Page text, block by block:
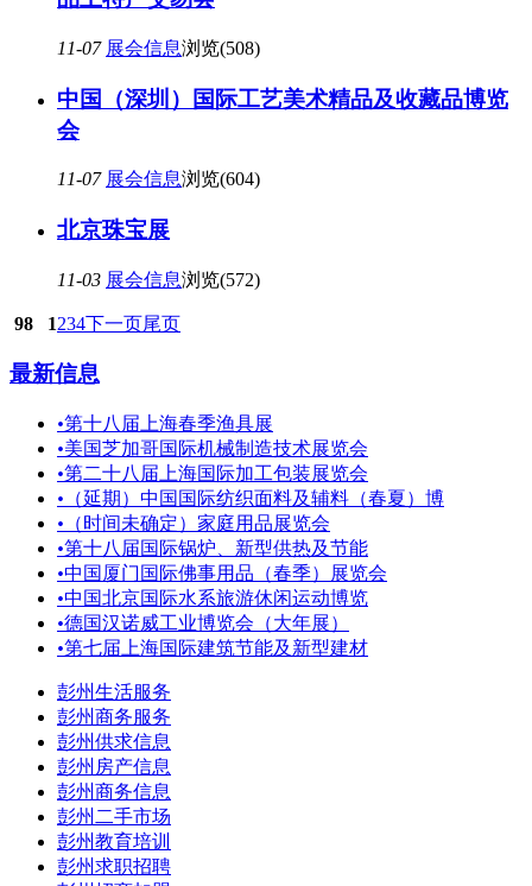
11-07 展会信息浏览(508)
中国（深圳）国际工艺美术精品及收藏品博览
会
11-07 展会信息浏览(604)
北京珠宝展
11-03 展会信息浏览(572)
98 1234下一页尾页
最新信息
•第十八届上海春季渔具展
•美国芝加哥国际机械制造技术展览会
•第二十八届上海国际加工包装展览会
• （延期）中国国际纺织面料及辅料（春夏）博
• （时间未确定）家庭用品展览会
•第十八届国际锅炉、新型供热及节能
•中国厦门国际佛事用品（春季）展览会
•中国北京国际水系旅游休闲运动博览
•德国汉诺威工业博览会（大年展）
•第七届上海国际建筑节能及新型建材
彭州生活服务
彭州商务服务
彭州供求信息
彭州房产信息
彭州商务信息
彭州二手市场
彭州教育培训
彭州求职招聘